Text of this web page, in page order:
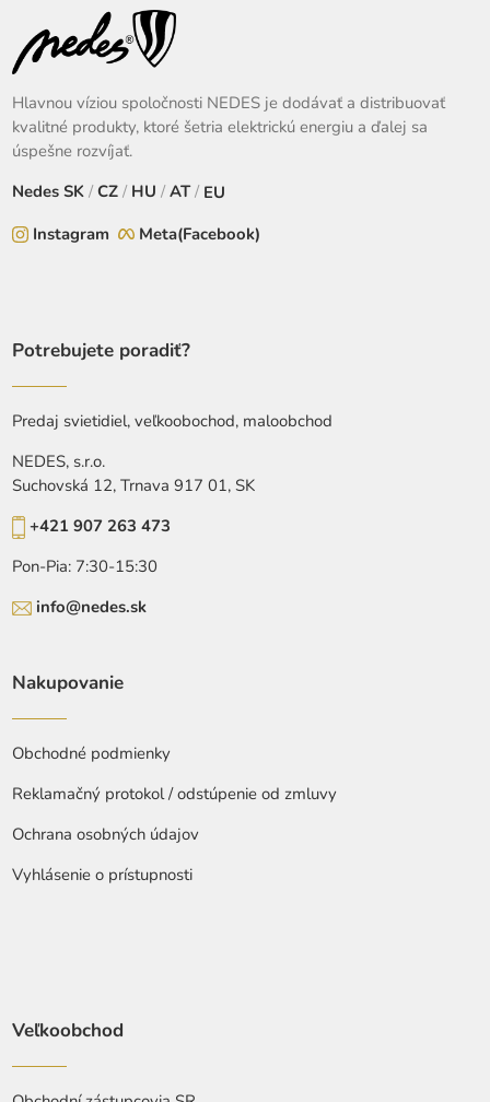
Hlavnou víziou spoločnosti NEDES je dodávať a distribuovať
kvalitné produkty, ktoré šetria elektrickú energiu a ďalej sa
úspešne rozvíjať.
NedesSK / CZ / HU / AT / EU
Instagram
Meta(Facebook)
Potrebujete poradiť?
Predaj svietidiel, veľkoobochod, maloobchod
NEDES, s.r.o.
Suchovská 12, Trnava 917 01, SK
+421 907 263 473
Pon-Pia: 7:30-15:30
info@nedes.sk
Nakupovanie
Obchodné podmienky
Reklamačný protokol / odstúpenie od zmluvy
Ochrana osobných údajov
Vyhlásenie o prístupnosti
Veľkoobchod